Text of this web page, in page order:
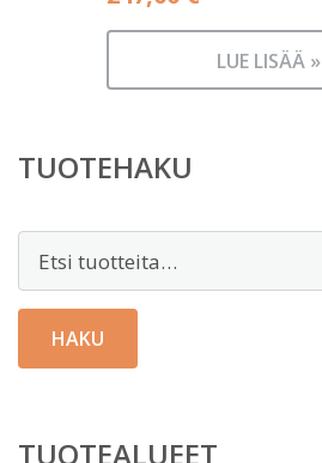
LUE LISÄÄ »
TUOTEHAKU
HAKU
TUOTEALUEET